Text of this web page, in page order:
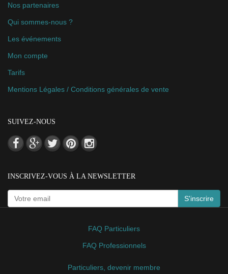
Nos partenaires
Qui sommes-nous ?
Les événements
Mon compte
Tarifs
Mentions Légales / Conditions générales de vente
SUIVEZ-NOUS
INSCRIVEZ-VOUS À LA NEWSLETTER
S'inscrire
FAQ Particuliers
FAQ Professionnels
Particuliers, devenir membre